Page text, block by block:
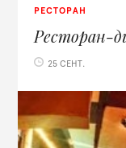
РЕСТОРАН
Ресторан-
25 СЕНТ.